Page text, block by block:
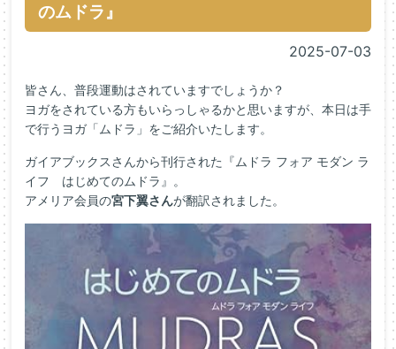
のムドラ』
2025-07-03
皆さん、普段運動はされていますでしょうか？
ヨガをされている方もいらっしゃるかと思いますが、本日は手
で行うヨガ「ムドラ」をご紹介いたします。
ガイアブックスさんから刊行された『ムドラ フォア モダン ラ
イフ はじめてのムドラ』。
アメリア会員の宮下翼さんが翻訳されました。